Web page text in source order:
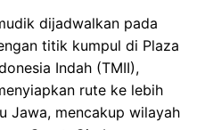
dijadwalkan pada
titik kumpul di Plaza
Indah (TMII),
rute ke lebih
Jawa, mencakup wilayah